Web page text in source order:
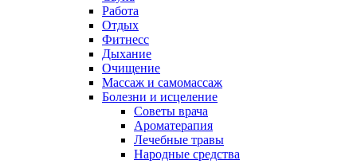
Работа
Отдых
Фитнесс
Дыхание
Очищение
Массаж и самомассаж
Болезни и исцеление
Советы врача
Ароматерапия
Лечебные травы
Народные средства